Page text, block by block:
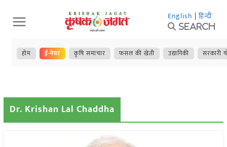
Skip
to
content
English | हिन्दी
Search
होम ई-पेपर कृषि समाचार फसल की खेती उद्यानिकी सरकारी
Dr. Krishan Lal Chaddha